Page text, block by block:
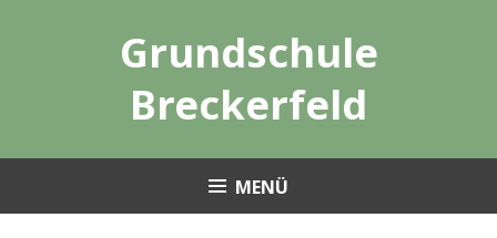
Grundschule
Breckerfeld
MENÜ